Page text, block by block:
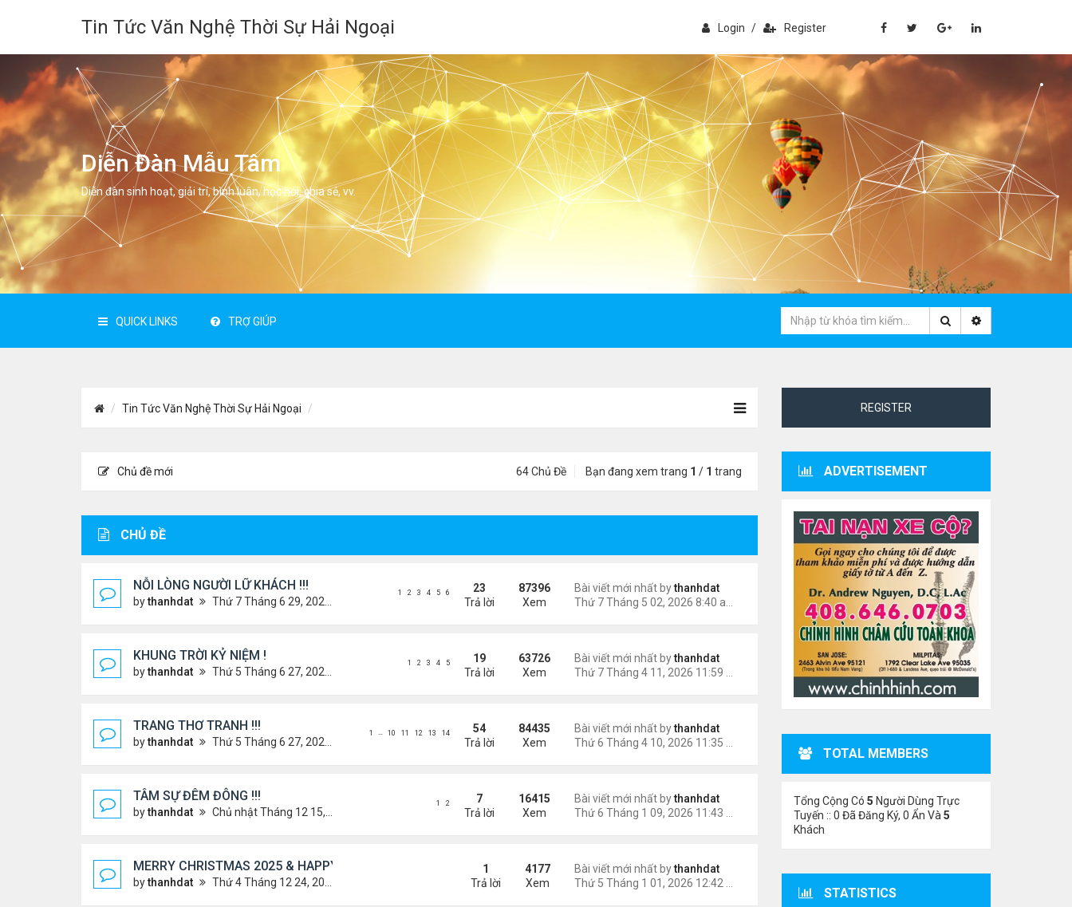
Tin Tức Văn Nghệ Thời Sự Hải Ngoại Login / Register
Diễn Đàn Mẫu Tâm
Diễn đàn sinh hoạt, giải trí, bình luân, học hỏi, chia sẻ, vv.
QUICK LINKS TRỢ GIÚP
Tin Tức Văn Nghệ Thời Sự Hải Ngoại
Chủ đề mới 64 Chủ Đề Bạn đang xem trang 1 / 1 trang
CHỦ ĐỀ
NỖI LÒNG NGƯỜI LỮ KHÁCH !!!
bythanhdat Thứ 7 Tháng 6 29, 2024 5:28 pm
Bài viết mới nhất bythanhdat
23
Trả lời
87396
Xem
1 2 3 4 5 6
KHUNG TRỜI KỶ NIỆM !
bythanhdat Thứ 5 Tháng 6 27, 2024 9:56 am
Bài viết mới nhất bythanhdat
19
Trả lời
63726
Xem
1 2 3 4 5
TRANG THƠ TRANH !!!
bythanhdat Thứ 5 Tháng 6 27, 2024 3:38 pm
Bài viết mới nhất bythanhdat
54
Trả lời
84435
Xem
1 … 10 11 12 13 14
TÂM SỰ ĐÊM ĐÔNG !!!
bythanhdat Chủ nhật Tháng 12 15, 2024 9:37 am
Bài viết mới nhất bythanhdat
7
Trả lời
16415
Xem
1 2
MERRY CHRISTMAS 2025 & HAPPY NEW YEAR 2026
bythanhdat Thứ 4 Tháng 12 24, 2025 1:30 pm
Bài viết mới nhất bythanhdat
1
Trả lời
4177
Xem
REGISTER
ADVERTISEMENT
TOTAL MEMBERS
Tổng Cộng Có 5 Người Dùng Trực
Tuyến :: 0 Đã Đăng Ký, 0 Ẩn Và 5
Khách
STATISTICS